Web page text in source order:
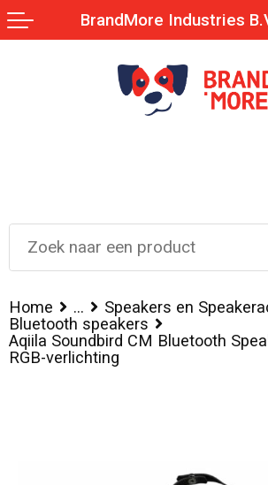
BrandMore Industries
Home ...
Speakers en
Bluetooth speakers
Aqiila Soundbird CM Bluetooth
RGB-verlichting